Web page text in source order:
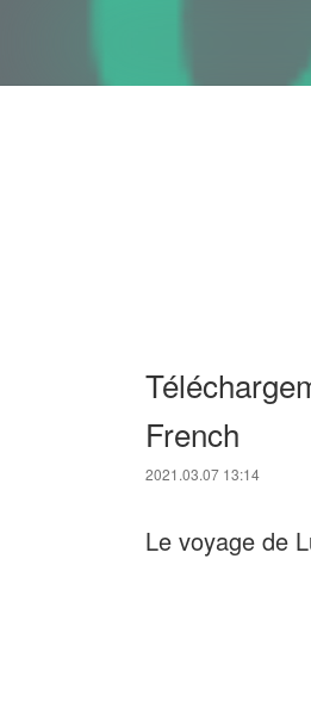
French
2021.03.07 13:14
Le voyage de